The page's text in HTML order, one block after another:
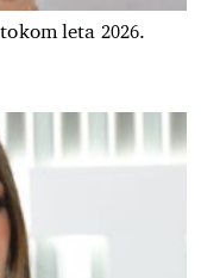
leta 2026.